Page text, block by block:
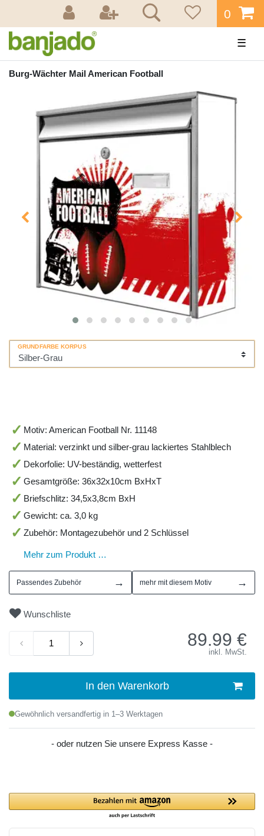
0
☰
Burg-Wächter Mail American Football
GRUNDFARBE KORPUS
Motiv: American Football Nr. 11148
Material: verzinkt und silber-grau lackiertes Stahlblech
Dekorfolie: UV-beständig, wetterfest
Gesamtgröße: 36x32x10cm BxHxT
Briefschlitz: 34,5x3,8cm BxH
Gewicht: ca. 3,0 kg
Zubehör: Montagezubehör und 2 Schlüssel
Mehr zum Produkt …
Passendes Zubehör → mehr mit diesem Motiv →
Wunschliste
89.99 €
inkl. MwSt.
In den Warenkorb
Gewöhnlich versandfertig in 1–3 Werktagen
- oder nutzen Sie unsere Express Kasse -